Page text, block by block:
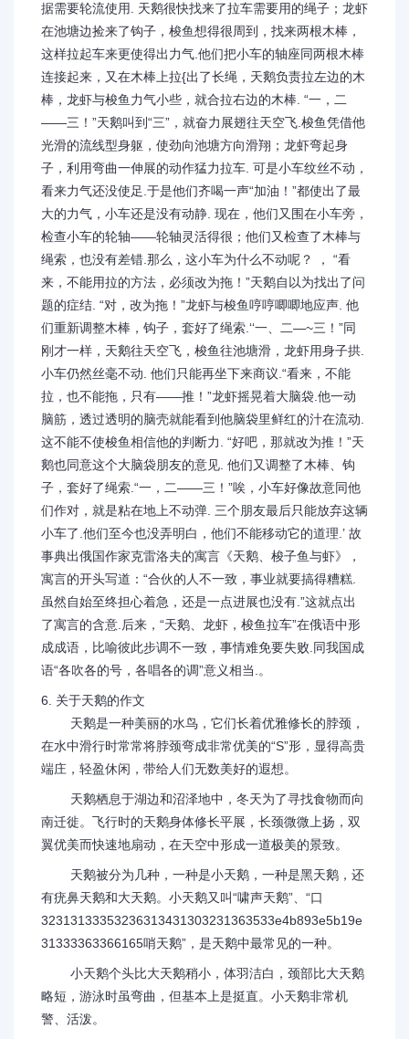
据需要轮流使用. 天鹅很快找来了拉车需要用的绳子；龙虾
在池塘边捡来了钩子，梭鱼想得很周到，找来两根木棒，
这样拉起车来更使得出力气.他们把小车的轴座同两根木棒
连接起来，又在木棒上拉{出了长绳，天鹅负责拉左边的木
棒，龙虾与梭鱼力气小些，就合拉右边的木棒. “一，二
——三！”天鹅叫到“三”，就奋力展翅往天空飞.梭鱼凭借他
光滑的流线型身躯，使劲向池塘方向滑翔；龙虾弯起身
子，利用弯曲一伸展的动作猛力拉车. 可是小车纹丝不动，
看来力气还没使足.于是他们齐喝一声“加油！”都使出了最
大的力气，小车还是没有动静. 现在，他们又围在小车旁，
检查小车的轮轴——轮轴灵活得很；他们又检查了木棒与
绳索，也没有差错.那么，这小车为什么不动呢？ ， “看
来，不能用拉的方法，必须改为拖！”天鹅自以为找出了问
题的症结. “对，改为拖！”龙虾与梭鱼哼哼唧唧地应声. 他
们重新调整木棒，钩子，套好了绳索.‘‘一、二—~三！”同
刚才一样，天鹅往天空飞，梭鱼往池塘滑，龙虾用身子拱.
小车仍然丝毫不动. 他们只能再坐下来商议.“看来，不能
拉，也不能拖，只有——推！”龙虾摇晃着大脑袋.他一动
脑筋，透过透明的脑壳就能看到他脑袋里鲜红的汁在流动.
这不能不使梭鱼相信他的判断力. “好吧，那就改为推！”天
鹅也同意这个大脑袋朋友的意见. 他们又调整了木棒、钩
子，套好了绳索.“一，二——三！”唉，小车好像故意同他
们作对，就是粘在地上不动弹. 三个朋友最后只能放弃这辆
小车了.他们至今也没弄明白，他们不能移动它的道理.’ 故
事典出俄国作家克雷洛夫的寓言《天鹅、梭子鱼与虾》，
寓言的开头写道：“合伙的人不一致，事业就要搞得糟糕.
虽然自始至终担心着急，还是一点进展也没有.”这就点出
了寓言的含意.后来，“天鹅、龙虾，梭鱼拉车”在俄语中形
成成语，比喻彼此步调不一致，事情难免要失败.同我国成
语“各吹各的号，各唱各的调”意义相当.。
6. 关于天鹅的作文
天鹅是一种美丽的水鸟，它们长着优雅修长的脖颈，
在水中滑行时常常将脖颈弯成非常优美的“S”形，显得高贵
端庄，轻盈休闲，带给人们无数美好的遐想。
天鹅栖息于湖边和沼泽地中，冬天为了寻找食物而向
南迁徙。飞行时的天鹅身体修长平展，长颈微微上扬，双
翼优美而快速地扇动，在天空中形成一道极美的景致。
天鹅被分为几种，一种是小天鹅，一种是黑天鹅，还
有疣鼻天鹅和大天鹅。小天鹅又叫“啸声天鹅”、“口
32313133353236313431303231363533e4b893e5b19e
31333363366165哨天鹅”，是天鹅中最常见的一种。
小天鹅个头比大天鹅稍小，体羽洁白，颈部比大天鹅
略短，游泳时虽弯曲，但基本上是挺直。小天鹅非常机
警、活泼。